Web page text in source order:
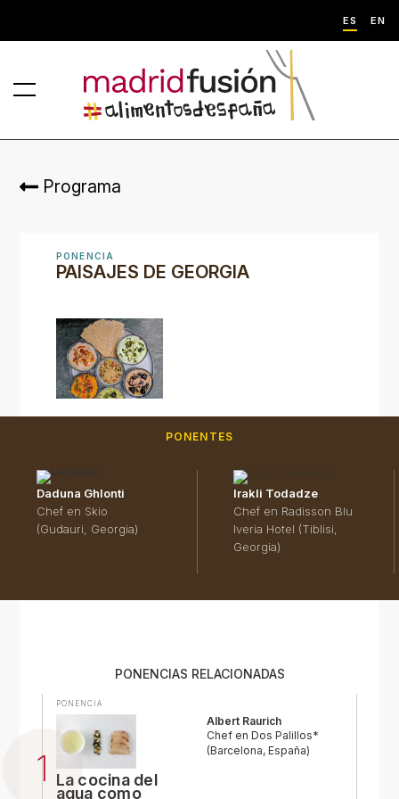
ES EN
Programa
PONENCIA
PAISAJES DE GEORGIA
PONENTES
Daduna Ghlonti
Chef en Skio
(Gudauri, Georgia)
Irakli Todadze
Chef en Radisson Blu
Iveria Hotel (Tiblisi,
Georgia)
PONENCIAS RELACIONADAS
PONENCIA
La cocina del
agua como
Albert Raurich
Chef en Dos Palillos*
(Barcelona, España)